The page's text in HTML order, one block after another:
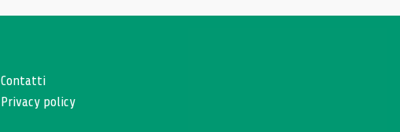
Contatti
Privacy policy